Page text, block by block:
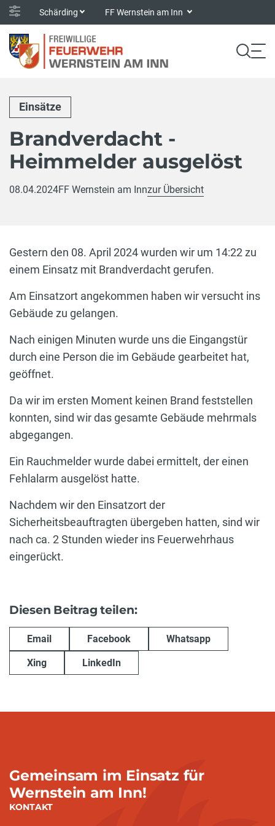
Schärding FF Wernstein am Inn
Einsätze
Brandverdacht -
Heimmelder ausgelöst
08.04.2024FF Wernstein am Innzur Übersicht
Gestern den 08. April 2024 wurden wir um 14:22 zu
einem Einsatz mit Brandverdacht gerufen.
Am Einsatzort angekommen haben wir versucht ins
Gebäude zu gelangen.
Nach einigen Minuten wurde uns die Eingangstür
durch eine Person die im Gebäude gearbeitet hat,
geöffnet.
Da wir im ersten Moment keinen Brand feststellen
konnten, sind wir das gesamte Gebäude mehrmals
abgegangen.
Ein Rauchmelder wurde dabei ermittelt, der einen
Fehlalarm ausgelöst hatte.
Nachdem wir den Einsatzort der
Sicherheitsbeauftragten übergeben hatten, sind wir
nach ca. 2 Stunden wieder ins Feuerwehrhaus
eingerückt.
Diesen Beitrag teilen:
Email Facebook Whatsapp
Xing LinkedIn
Gemeinsam im Einsatz für
Wernstein am Inn!
KONTAKT